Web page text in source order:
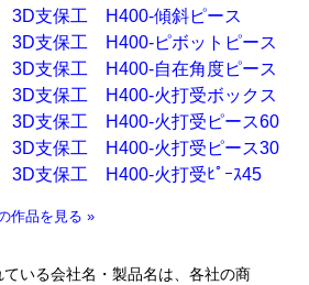
3D支保工 H400-傾斜ピース
3D支保工 H400-ピボットピース
3D支保工 H400-自在角度ピース
3D支保工 H400-火打受ボックス
3D支保工 H400-火打受ピース60
3D支保工 H400-火打受ピース30
3D支保工 H400-火打受ﾋﾟｰｽ45
作品を見る »
いる会社名・製品名は、各社の商